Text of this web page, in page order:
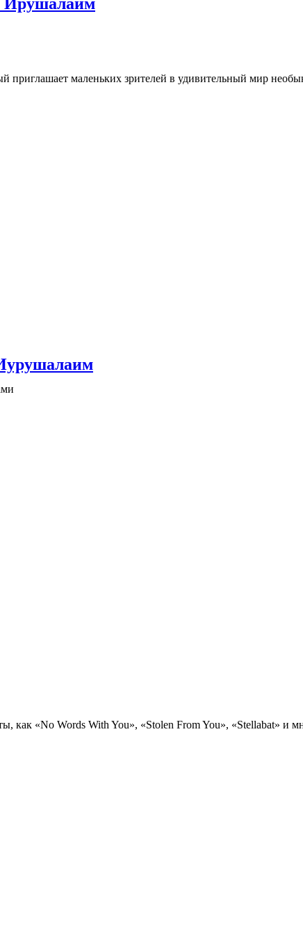
приглашает маленьких зрителей в удивительный мир
«No Words With You», «Stolen From You», «Stellabat» и